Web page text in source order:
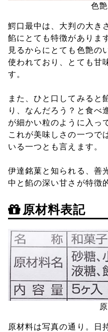
色
鰐口最中は、大判の大き
餡にとても特徴がありま
見るからにとても色艶の
使われており、とても甘
す。
また、ひと口してみると
り、なんだろう？と食べ
が細かい粒のように入っ
これが美味しさの一つで
いる一つとも言えます。
伊達銘菓と知られる、善
中と餡の深い甘さが特徴
原材料表記
原材料は写真の通り。日